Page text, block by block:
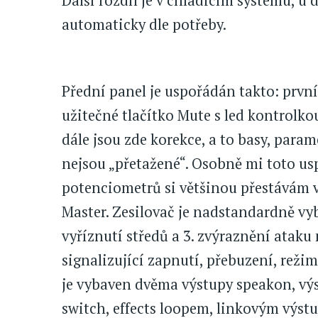
automaticky dle potřeby.
Přední panel je uspořádán takto:
užitečné tlačítko Mute s led
dále jsou zde korekce, a to basy,
nejsou „přetažené“. Osobně mi toto
potenciometrů si většinou přestávám
Master. Zesilovač je nadstandardně
vyříznutí středů a 3. zvýraznění ataku
signalizující zapnutí, přebuzení,
je vybaven dvěma výstupy speakon,
switch, effects loopem, linkovým